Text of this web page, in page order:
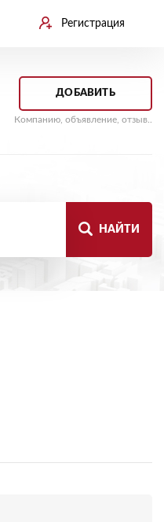
Регистрация
ДОБАВИТЬ
Компанию, объявление, отзыв..
НАЙТИ